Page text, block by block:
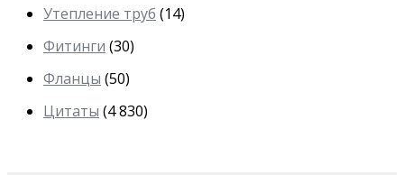
Утепление труб (14)
Фитинги (30)
Фланцы (50)
Цитаты (4 830)